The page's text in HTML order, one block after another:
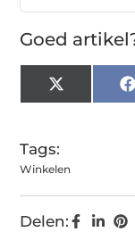
Goed
X
(Twitter)
Tags:
Winkelen
Delen: